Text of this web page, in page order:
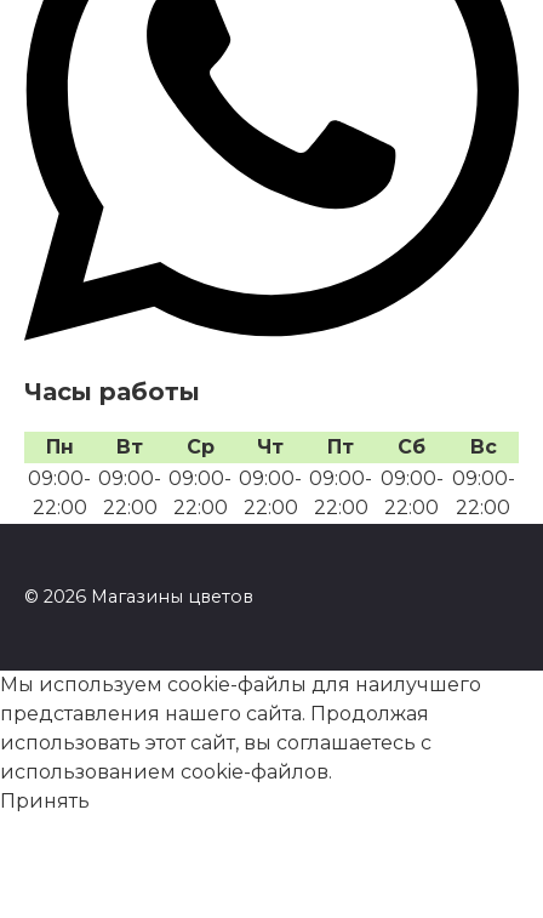
Часы работы
Пн Вт Ср Чт Пт Сб
Вс
09:00-
22:00
09:00-
22:00
09:00-
22:00
09:00-
22:00
09:00-
22:00
09:00-
22:00
09:00-
22:00
© 2026 Магазины цветов
Мы используем cookie-файлы для наилучшего
представления нашего сайта. Продолжая
использовать этот сайт, вы соглашаетесь с
использованием cookie-файлов.
Принять